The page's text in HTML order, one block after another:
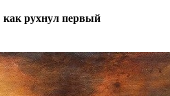
как рухнул первый